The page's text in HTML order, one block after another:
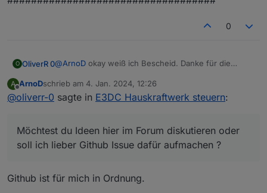
0
O OliverR 0@ArnoD okay weiß ich Bescheid. Danke für die
Themen auf.
Eure Arbeit an dem Script ist schon beeindruckend ,
Möchtest du Ideen hier im Forum diskutieren oder
soll ich lieber Github Issue dafür aufmachen ? Ich
kannst, damit deine persönliche Hausautomation
keinen Schaden erleidet :-)
28_E3DC_Zell_Temp_Diagramm
28_E3DC_SOH_Diagramm
Bei dem Heizstab gibt es ja mehrere Möglichkeiten
der Handhabung.
Kontrolle und speist automatisch überschüssige
bereitzustellen, habe ich bereits Juni 2023 gestellt
A
Offline
ArnoDschrieb am 4. Jan. 2024, 12:26
zuletzt editiert von
@oliverr-0 sagte in E3DC Hauskraftwerk steuern:
Möchtest du Ideen hier im Forum diskutieren oder
soll ich lieber Github Issue dafür aufmachen ?
Github ist für mich in Ordnung.